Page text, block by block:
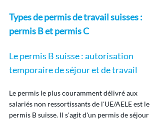
Types de permis de travail suisses :
permis B et permis C
Le permis B suisse : autorisation
temporaire de séjour et de travail
Le permis le plus couramment délivré aux
salariés non ressortissants de l'UE/AELE est le
permis B suisse. Il s'agit d'un permis de séjour